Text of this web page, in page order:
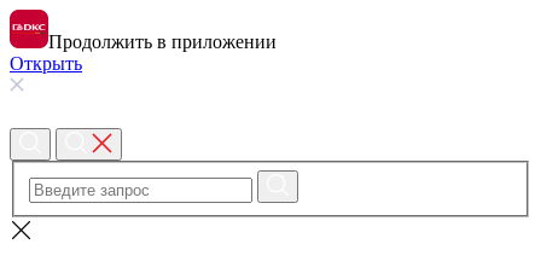
Продолжить в приложении
Открыть